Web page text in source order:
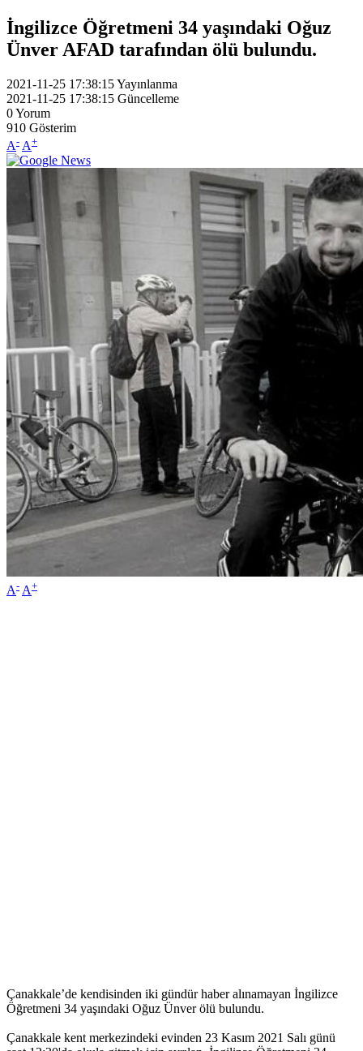
İngilizce Öğretmeni 34 yaşındaki Oğuz
Ünver AFAD tarafından ölü bulundu.
2021-11-25 17:38:15Yayınlanma
2021-11-25 17:38:15 Güncelleme
0Yorum
910 Gösterim
A- A+
A- A+
Çanakkale’de kendisinden iki gündür haber alınamayan İngilizce
Öğretmeni 34 yaşındaki Oğuz Ünver ölü bulundu.
Çanakkale kent merkezindeki evinden 23 Kasım 2021 Salı günü